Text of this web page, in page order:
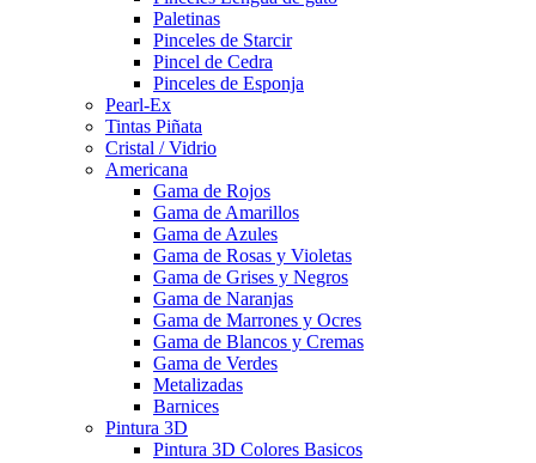
Paletinas
Pinceles de Starcir
Pincel de Cedra
Pinceles de Esponja
Pearl-Ex
Tintas Piñata
Cristal / Vidrio
Americana
Gama de Rojos
Gama de Amarillos
Gama de Azules
Gama de Rosas y Violetas
Gama de Grises y Negros
Gama de Naranjas
Gama de Marrones y Ocres
Gama de Blancos y Cremas
Gama de Verdes
Metalizadas
Barnices
Pintura 3D
Pintura 3D Colores Basicos